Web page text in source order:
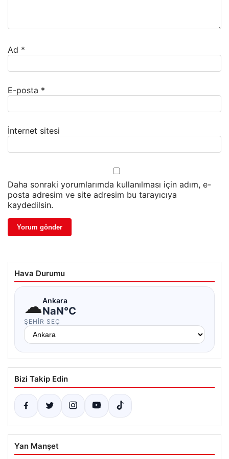
Ad *
E-posta *
İnternet sitesi
Daha sonraki yorumlarımda kullanılması için adım, e-
posta adresim ve site adresim bu tarayıcıya
kaydedilsin.
Hava Durumu
☁Ankara
NaN°C
ŞEHIR SEÇ
Bizi Takip Edin
Yan Manşet